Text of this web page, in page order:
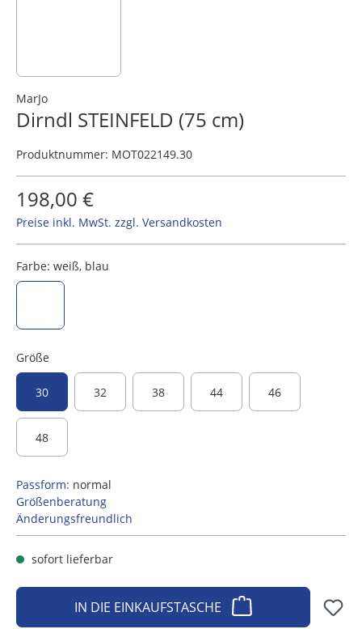
MarJo
Dirndl STEINFELD (75 cm)
Produktnummer: MOT022149.30
198,00 €
Preise inkl. MwSt. zzgl. Versandkosten
Farbe: weiß, blau
Größe
30 32 38 44 46
48
Passform: normal
Größenberatung
Änderungsfreundlich
sofort lieferbar
IN DIE EINKAUFSTASCHE